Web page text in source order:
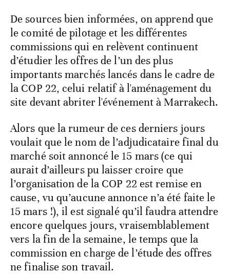
De sources bien informées, on apprend que
le comité de pilotage et les différentes
commissions qui en relèvent continuent
d’étudier les offres de l’un des plus
importants marchés lancés dans le cadre de
la COP 22, celui relatif à l'aménagement du
site devant abriter l'événement à Marrakech.
Alors que la rumeur de ces derniers jours
voulait que le nom de l’adjudicataire final du
marché soit annoncé le 15 mars (ce qui
aurait d’ailleurs pu laisser croire que
l’organisation de la COP 22 est remise en
cause, vu qu’aucune annonce n’a été faite le
15 mars !), il est signalé qu’il faudra attendre
encore quelques jours, vraisemblablement
vers la fin de la semaine, le temps que la
commission en charge de l’étude des offres
ne finalise son travail.